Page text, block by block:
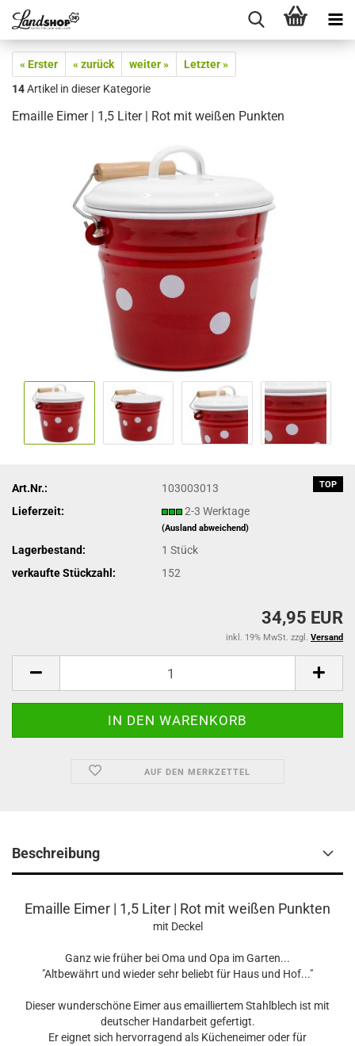
« Erster « zurück weiter »
Letzter »
14Artikel in dieser Kategorie
Emaille Eimer | 1,5 Liter | Rot mit weißen Punkten
TOP
Art.Nr.:
103003013
Lieferzeit:
2-3 Werktage
(Ausland abweichend)
Lagerbestand: 1Stück
verkaufte Stückzahl:
152
34,95 EUR
inkl. 19% MwSt. zzgl. Versand
AUF DEN MERKZETTEL
Beschreibung
Emaille Eimer | 1,5 Liter | Rot mit weißen Punkten
mit Deckel
Ganz wie früher bei Oma und Opa im Garten...
"Altbewährt und wieder sehr beliebt für Haus und Hof..."
Dieser wunderschöne Eimer aus emailliertem Stahlblech ist mit
deutscher Handarbeit gefertigt.
Er eignet sich hervorragend als Kücheneimer oder für